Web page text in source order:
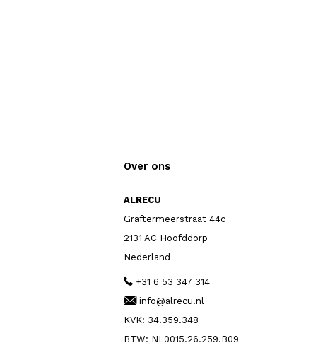
Over ons
ALRECU
Graftermeerstraat 44c
2131 AC Hoofddorp
Nederland
+31 6 53 347 314
info@alrecu.nl
KVK: 34.359.348
BTW: NL0015.26.259.B09